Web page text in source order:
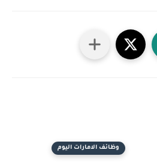
وظائف الامارات اليوم